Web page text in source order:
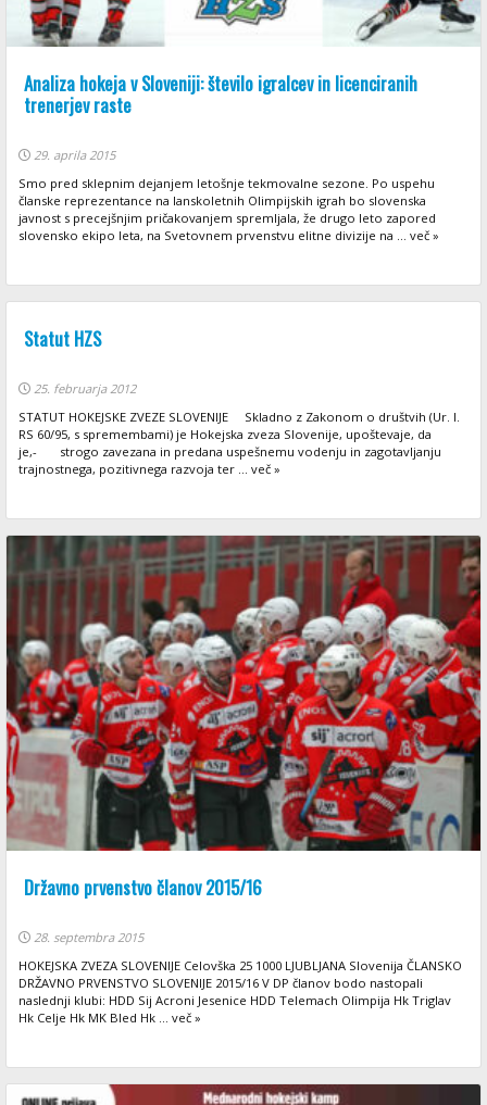
Analiza hokeja v Sloveniji: število igralcev in licenciranih
trenerjev raste
29. aprila 2015
Smo pred sklepnim dejanjem letošnje tekmovalne sezone. Po uspehu
članske reprezentance na lanskoletnih Olimpijskih igrah bo slovenska
javnost s precejšnjim pričakovanjem spremljala, že drugo leto zapored
slovensko ekipo leta, na Svetovnem prvenstvu elitne divizije na ... več »
Statut HZS
25. februarja 2012
STATUT HOKEJSKE ZVEZE SLOVENIJE Skladno z Zakonom o društvih (Ur. l.
RS 60/95, s spremembami) je Hokejska zveza Slovenije, upoštevaje, da
je,- strogo zavezana in predana uspešnemu vodenju in zagotavljanju
trajnostnega, pozitivnega razvoja ter ... več »
Državno prvenstvo članov 2015/16
28. septembra 2015
HOKEJSKA ZVEZA SLOVENIJE Celovška 25 1000 LJUBLJANA Slovenija ČLANSKO
DRŽAVNO PRVENSTVO SLOVENIJE 2015/16 V DP članov bodo nastopali
naslednji klubi: HDD Sij Acroni Jesenice HDD Telemach Olimpija Hk Triglav
Hk Celje Hk MK Bled Hk ... več »